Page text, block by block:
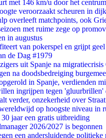
met 146 km/u door het
veroorzaakt scheuren in
overleeft matchpoints, ook
met ruime zege op
in augustus
van pokerspel en grijpt
de Dag #1979
uit Spanje na migratiecrisis
na doodsbedreiging
in Spanje, verdienden
ingrijpen tegen 'gluurbrillen'
verder, onzekerheid over
op hoogste niveau in
jaar een gratis uitbreiding
2026/2027 is begonnen
een andersluidende